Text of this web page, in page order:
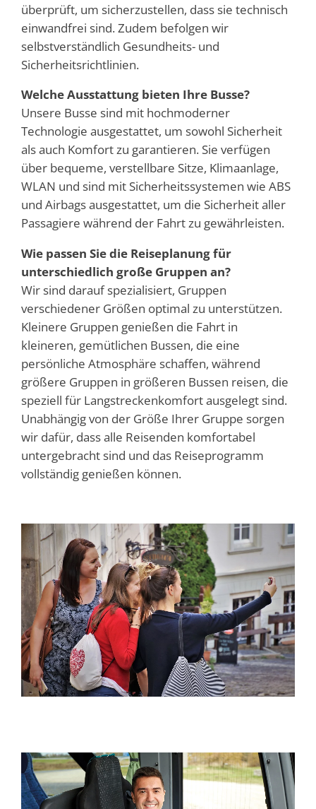
überprüft, um sicherzustellen, dass sie technisch
einwandfrei sind. Zudem befolgen wir
selbstverständlich Gesundheits- und
Sicherheitsrichtlinien.
Welche Ausstattung bieten Ihre Busse?
Unsere Busse sind mit hochmoderner
Technologie ausgestattet, um sowohl Sicherheit
als auch Komfort zu garantieren. Sie verfügen
über bequeme, verstellbare Sitze, Klimaanlage,
WLAN und sind mit Sicherheitssystemen wie ABS
und Airbags ausgestattet, um die Sicherheit aller
Passagiere während der Fahrt zu gewährleisten.
Wie passen Sie die Reiseplanung für
unterschiedlich große Gruppen an?
Wir sind darauf spezialisiert, Gruppen
verschiedener Größen optimal zu unterstützen.
Kleinere Gruppen genießen die Fahrt in
kleineren, gemütlichen Bussen, die eine
persönliche Atmosphäre schaffen, während
größere Gruppen in größeren Bussen reisen, die
speziell für Langstreckenkomfort ausgelegt sind.
Unabhängig von der Größe Ihrer Gruppe sorgen
wir dafür, dass alle Reisenden komfortabel
untergebracht sind und das Reiseprogramm
vollständig genießen können.